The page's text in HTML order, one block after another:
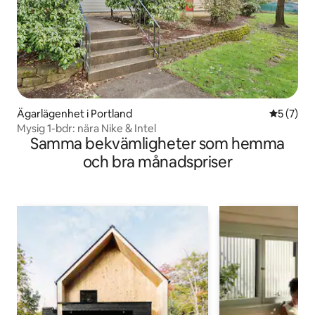
Ägarlägenhet i Portland 5 av 5 i
5 (7)
Mysig 1-bdr: nära Nike & Intel
Samma bekvämligheter som hemma
och bra månadspriser